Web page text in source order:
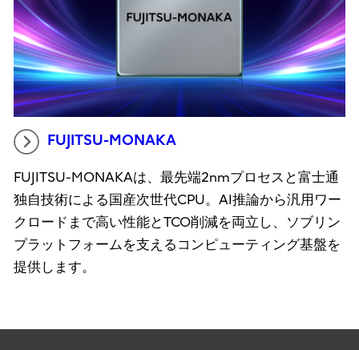
FUJITSU-MONAKA
FUJITSU-MONAKAは、最先端2nmプロセスと富士通
独自技術による国産次世代CPU。AI推論から汎用ワー
クロードまで高い性能とTCO削減を両立し、ソブリン
プラットフォームを支えるコンピューティング基盤を
提供します。